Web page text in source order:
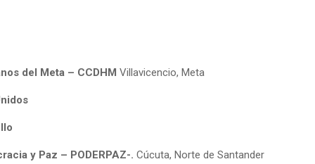
del Meta – CCDHMVillavicencio, Meta
y Paz – PODERPAZ-.Cúcuta, Norte de Santander